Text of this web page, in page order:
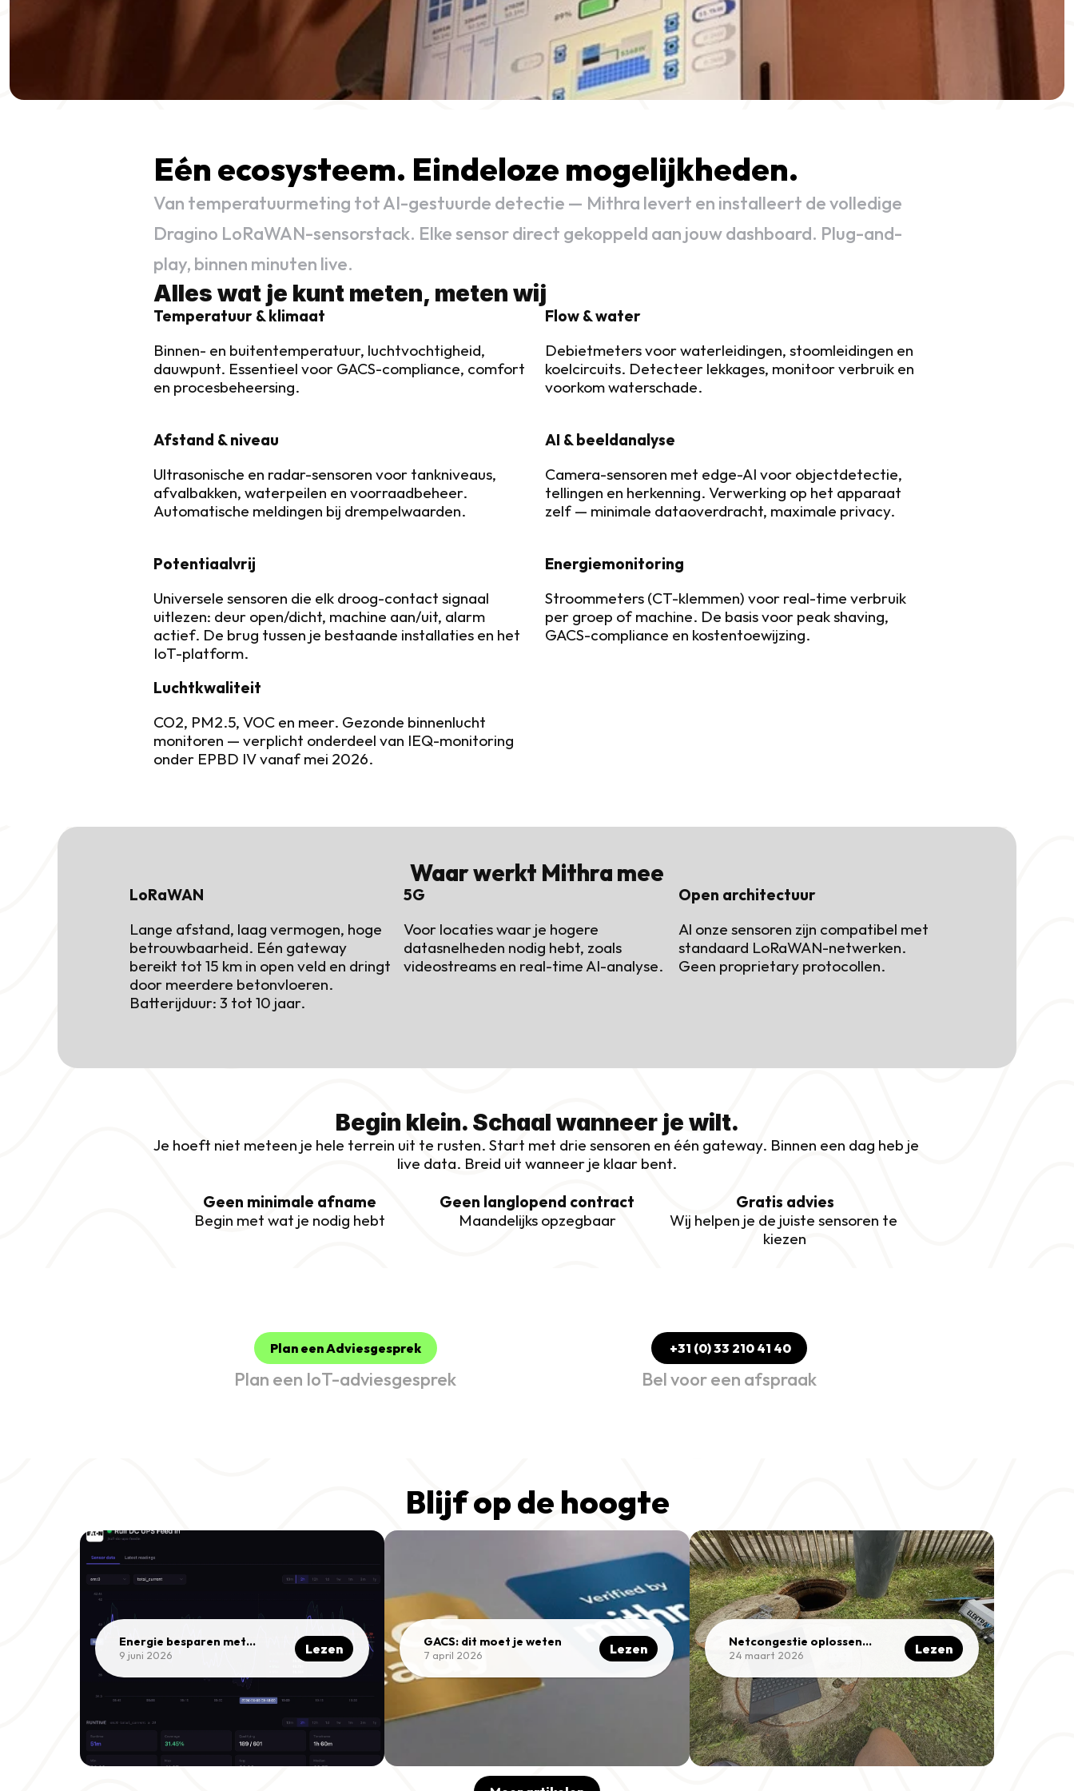
Eén ecosysteem. Eindeloze mogelijkheden.
Van temperatuurmeting tot AI-gestuurde detectie — Mithra levert en installeert de volledige
Dragino LoRaWAN-sensorstack. Elke sensor direct gekoppeld aan jouw dashboard. Plug-and-
play, binnen minuten live.
Alles wat je kunt meten, meten wij
Temperatuur & klimaat
Binnen- en buitentemperatuur, luchtvochtigheid,
dauwpunt. Essentieel voor GACS-compliance, comfort
en procesbeheersing.
Flow & water
Debietmeters voor waterleidingen, stoomleidingen en
koelcircuits. Detecteer lekkages, monitoor verbruik en
voorkom waterschade.
Afstand & niveau
Ultrasonische en radar-sensoren voor tankniveaus,
afvalbakken, waterpeilen en voorraadbeheer.
Automatische meldingen bij drempelwaarden.
AI & beeldanalyse
Camera-sensoren met edge-AI voor objectdetectie,
tellingen en herkenning. Verwerking op het apparaat
zelf — minimale dataoverdracht, maximale privacy.
Potentiaalvrij
Universele sensoren die elk droog-contact signaal
uitlezen: deur open/dicht, machine aan/uit, alarm
actief. De brug tussen je bestaande installaties en het
IoT-platform.
Energiemonitoring
Stroommeters (CT-klemmen) voor real-time verbruik
per groep of machine. De basis voor peak shaving,
GACS-compliance en kostentoewijzing.
Luchtkwaliteit
CO2, PM2.5, VOC en meer. Gezonde binnenlucht
monitoren — verplicht onderdeel van IEQ-monitoring
onder EPBD IV vanaf mei 2026.
Waar werkt Mithra mee
LoRaWAN
Lange afstand, laag vermogen, hoge
betrouwbaarheid. Eén gateway
bereikt tot 15 km in open veld en dringt
door meerdere betonvloeren.
Batterijduur: 3 tot 10 jaar.
5G
Voor locaties waar je hogere
datasnelheden nodig hebt, zoals
videostreams en real-time AI-analyse.
Open architectuur
Al onze sensoren zijn compatibel met
standaard LoRaWAN-netwerken.
Geen proprietary protocollen.
Begin klein. Schaal wanneer je wilt.
Je hoeft niet meteen je hele terrein uit te rusten. Start met drie sensoren en één gateway. Binnen een dag heb je
live data. Breid uit wanneer je klaar bent.
Geen minimale afname
Begin met wat je nodig hebt
Geen langlopend contract
Maandelijks opzegbaar
Gratis advies
Wij helpen je de juiste sensoren te
kiezen
Plan een Adviesgesprek
Plan een IoT-adviesgesprek
+31 (0) 33 210 41 40
Bel voor een afspraak
Blijf op de hoogte
Energie besparen met
inzicht in je verbruik |
9 juni 2026 Lezen GACS: dit moet je weten
7 april 2026 Lezen
Netcongestie oplossen
zonder netverzwaring
24 maart 2026 Lezen